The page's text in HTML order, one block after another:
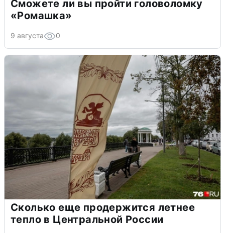
Сможете ли вы пройти головоломку
«Ромашка»
9 августа 0
Сколько еще продержится летнее
тепло в Центральной России